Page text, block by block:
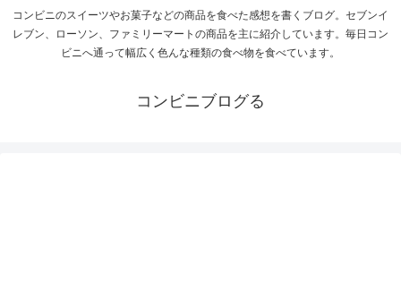
コンビニのスイーツやお菓子などの商品を食べた感想を書くブログ。セブンイ
レブン、ローソン、ファミリーマートの商品を主に紹介しています。毎日コン
ビニへ通って幅広く色んな種類の食べ物を食べています。
コンビニブログる